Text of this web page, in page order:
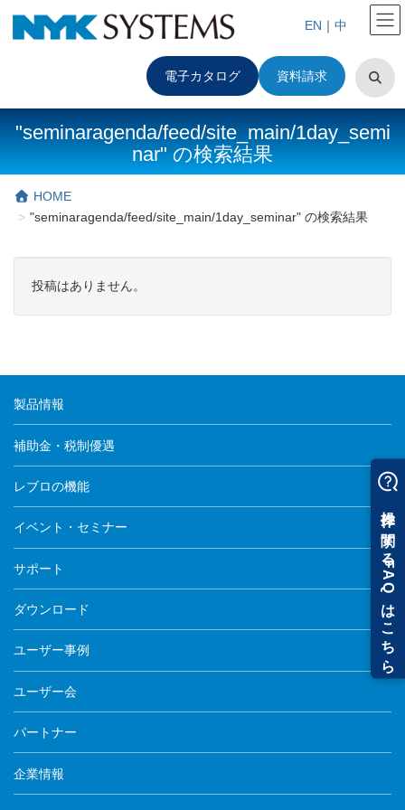
EN ｜ 中
電子カタログ 資料請求
"seminaragenda/feed/site_main/1day_semi
nar" の検索結果
HOME
"seminaragenda/feed/site_main/1day_seminar" の検索結果
投稿はありません。
製品情報
補助金・税制優遇
レブロの機能
イベント・セミナー
サポート
ダウンロード
ユーザー事例
ユーザー会
パートナー
企業情報